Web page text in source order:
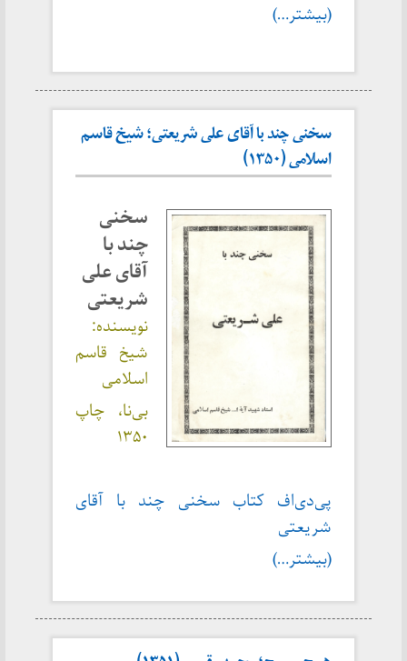
(بیشتر…)
سخنی چند با آقای علی شریعتی؛ شیخ قاسم
اسلامی (۱۳۵۰)
سخنی
چند با
آقای علی
شریعتی
نویسنده:
شیخ قاسم
اسلامی
بی‌نا، چاپ
۱۳۵۰
پی‌دی‌اف کتاب سخنی چند با آقای
شریعتی
(بیشتر…)